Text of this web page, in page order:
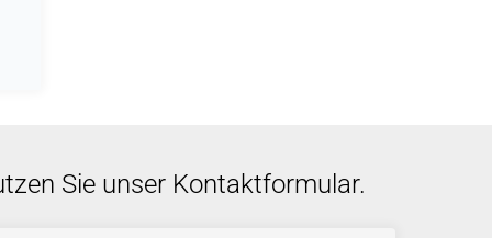
Sie unser Kontaktformular.